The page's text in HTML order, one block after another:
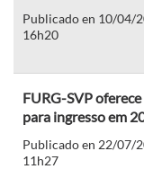
Publicado en 10/04/
16h20
FURG-SVP
para ingresso em
Publicado en 22/07/
11h27